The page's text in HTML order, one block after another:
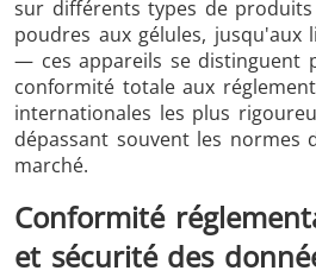
sur différents types de
poudres aux gélules, jusqu'aux
— ces appareils se distinguent
conformité totale aux
internationales les plus
dépassant souvent les normes
marché.
Conformité
et sécurité des